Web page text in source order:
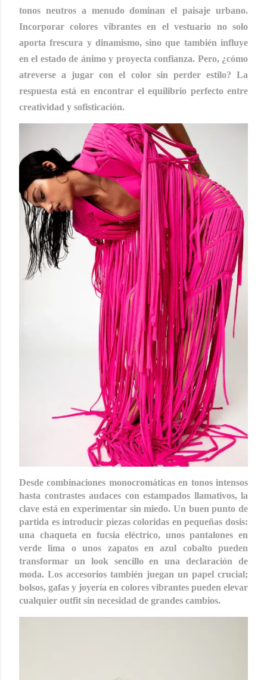
tonos neutros a menudo dominan el paisaje urbano.
Incorporar colores vibrantes en el vestuario no solo
aporta frescura y dinamismo, sino que también influye
en el estado de ánimo y proyecta confianza. Pero, ¿cómo
atreverse a jugar con el color sin perder estilo? La
respuesta está en encontrar el equilibrio perfecto entre
creatividad y sofisticación.
Desde combinaciones monocromáticas en tonos intensos
hasta contrastes audaces con estampados llamativos, la
clave está en experimentar sin miedo. Un buen punto de
partida es introducir piezas coloridas en pequeñas dosis:
una chaqueta en fucsia eléctrico, unos pantalones en
verde lima o unos zapatos en azul cobalto pueden
transformar un look sencillo en una declaración de
moda. Los accesorios también juegan un papel crucial;
bolsos, gafas y joyería en colores vibrantes pueden elevar
cualquier outfit sin necesidad de grandes cambios.